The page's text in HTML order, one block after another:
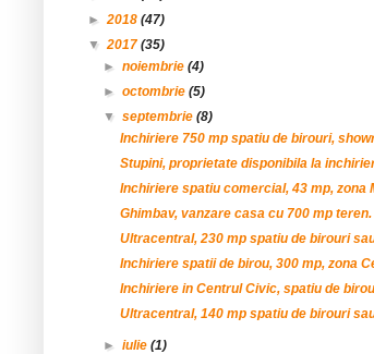
►2018 (47)
▼2017 (35)
►noiembrie(4)
►octombrie(5)
▼septembrie(8)
Inchiriere 750 mp spatiu de birouri,
Stupini, proprietate disponibila la
Inchiriere spatiu comercial, 43 mp, zona
Ghimbav, vanzare casa cu 700 mp teren.
Ultracentral, 230 mp spatiu de birouri
Inchiriere spatii de birou, 300 mp, zona
Inchiriere in Centrul Civic, spatiu de
Ultracentral, 140 mp spatiu de birouri
►iulie(1)